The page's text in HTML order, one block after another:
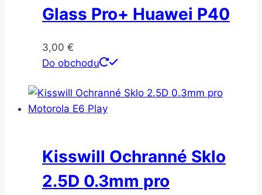
Glass Pro+ Huawei P40
3,00 €
Do obchodu
Kisswill Ochranné Sklo
2.5D 0.3mm pro